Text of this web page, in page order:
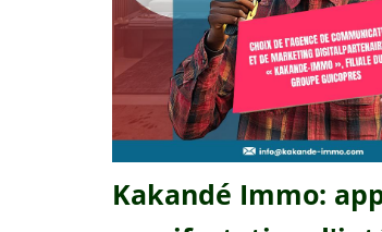
Kakandé Immo: